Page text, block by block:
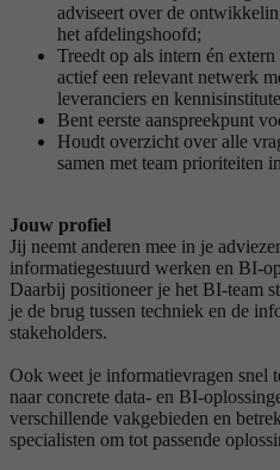
adviseert over de
het afdelingshoofd;
Treedt op als intern én
actief een relevant netwerk
leveranciers en
Bent eerste aanspreekpunt
Houdt overzicht over alle
samen met team prioriteiten
Jouw profiel
Jij neemt anderen mee in je
informatiegestuurd werken en BI-
Daarbij positioneer je het BI-team
je de brug tussen techniek en de
stakeholders.
Ook weet je informatievragen snel
naar concrete data- en BI-
verschillende vakgebieden en
specialisten om tot passende